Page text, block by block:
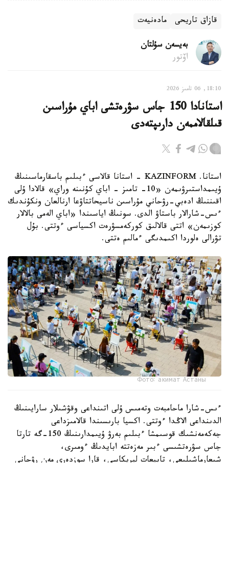
قازاق تاريحى مادەنيەت
بەيسەن سۇلتان
اۆتور
18:10, 06 تامىز 2026
استانادا 150 جاس سۋرەتشى اباي مۇراسىن
قىلقالاممەن دارىپتەدى
استانا. KAZINFORM - استانا قالاسى ءبىلىم باسقارماسىنىڭ
ۇيىمداستىرۋىمەن «10- تامىز - اباي كۇنىنە وراي» قالادا ۇلى
اقىننىڭ ادەبي-رۋحاني مۇراسىن ناسيحاتتاۋعا ارنالعان ونكۇندىك
ءىس-شارالار باستاۋ الدى. سونىڭ اياسىندا «اباي الەمى بالالار
كوزىمەن» اتتى قالالىق كوركەمسۋرەت اكسياسى ءوتتى. بۇل
تۋرالى ەلوردا اكىمدىگى ءمالىم ەتتى.
Фото: акимат Астаны
ءىس-شارا ماحامبەت وتەمىس ۇلى اتىنداعى وقۋشىلار سارايىنىڭ
الدىنداعى الاڭدا ءوتتى. اكسيا بارىسىندا قالامىزداعى
جەكەمەنشىك قوسىمشا ءبىلىم بەرۋ ۇيىمدارىنىڭ 150-گە تارتا
جاس سۋرەتشىسى ءبىر مەزەتتە ابايدىڭ ءومىرى،
شىعارماشىلىعى، تابيعات ليريكاسى، قارا سوزدەرى مەن رۋحاني